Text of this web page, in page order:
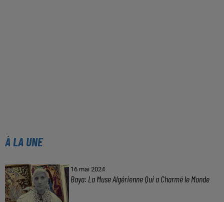
À LA UNE
16 mai 2024
Baya: La Muse Algérienne Qui a Charmé le Monde